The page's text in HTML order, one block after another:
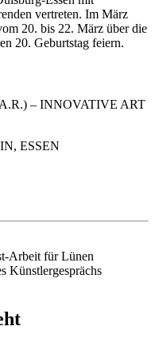
vertreten. Im März
20. bis 22. März über die
20. Geburtstag feiern.
– INNOVATIVE ART
ESSEN
Arbeit für Lünen
Künstlergesprächs